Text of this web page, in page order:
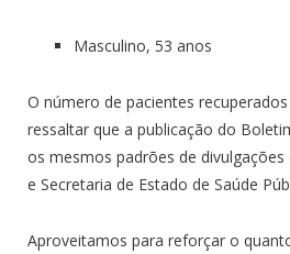
Masculino, 53 anos
O número de pacientes
ressaltar que a publicação do
os mesmos padrões de
e Secretaria de Estado de Saúde
Aproveitamos para reforçar o